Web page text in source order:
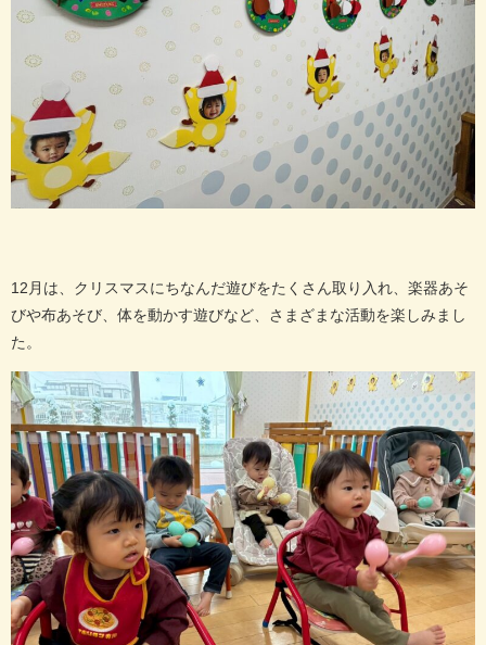
12月は、クリスマスにちなんだ遊びをたくさん取り入れ、楽器あそ
びや布あそび、体を動かす遊びなど、さまざまな活動を楽しみまし
た。